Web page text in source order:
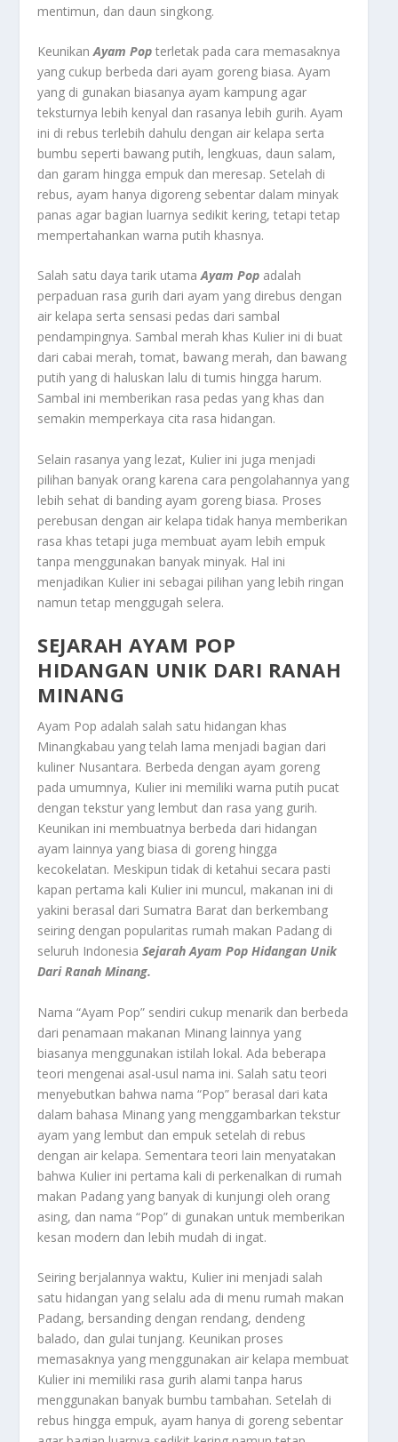
mentimun, dan daun singkong.
KeunikanAyam Pop terletak pada cara memasaknya
yang cukup berbeda dari ayam goreng biasa. Ayam
yang di gunakan biasanya ayam kampung agar
teksturnya lebih kenyal dan rasanya lebih gurih. Ayam
ini di rebus terlebih dahulu dengan air kelapa serta
bumbu seperti bawang putih, lengkuas, daun salam,
dan garam hingga empuk dan meresap. Setelah di
rebus, ayam hanya digoreng sebentar dalam minyak
panas agar bagian luarnya sedikit kering, tetapi tetap
mempertahankan warna putih khasnya.
Salah satu daya tarik utamaAyam Pop adalah
perpaduan rasa gurih dari ayam yang direbus dengan
air kelapa serta sensasi pedas dari sambal
pendampingnya. Sambal merah khas Kulier ini di buat
dari cabai merah, tomat, bawang merah, dan bawang
putih yang di haluskan lalu di tumis hingga harum.
Sambal ini memberikan rasa pedas yang khas dan
semakin memperkaya cita rasa hidangan.
Selain rasanya yang lezat, Kulier ini juga menjadi
pilihan banyak orang karena cara pengolahannya yang
lebih sehat di banding ayam goreng biasa. Proses
perebusan dengan air kelapa tidak hanya memberikan
rasa khas tetapi juga membuat ayam lebih empuk
tanpa menggunakan banyak minyak. Hal ini
menjadikan Kulier ini sebagai pilihan yang lebih ringan
namun tetap menggugah selera.
SEJARAH AYAM POP
HIDANGAN UNIK DARI RANAH
MINANG
Ayam Pop adalah salah satu hidangan khas
Minangkabau yang telah lama menjadi bagian dari
kuliner Nusantara. Berbeda dengan ayam goreng
pada umumnya, Kulier ini memiliki warna putih pucat
dengan tekstur yang lembut dan rasa yang gurih.
Keunikan ini membuatnya berbeda dari hidangan
ayam lainnya yang biasa di goreng hingga
kecokelatan. Meskipun tidak di ketahui secara pasti
kapan pertama kali Kulier ini muncul, makanan ini di
yakini berasal dari Sumatra Barat dan berkembang
seiring dengan popularitas rumah makan Padang di
seluruh Indonesia Sejarah Ayam Pop Hidangan Unik
Dari Ranah Minang.
Nama “Ayam Pop” sendiri cukup menarik dan berbeda
dari penamaan makanan Minang lainnya yang
biasanya menggunakan istilah lokal. Ada beberapa
teori mengenai asal-usul nama ini. Salah satu teori
menyebutkan bahwa nama “Pop” berasal dari kata
dalam bahasa Minang yang menggambarkan tekstur
ayam yang lembut dan empuk setelah di rebus
dengan air kelapa. Sementara teori lain menyatakan
bahwa Kulier ini pertama kali di perkenalkan di rumah
makan Padang yang banyak di kunjungi oleh orang
asing, dan nama “Pop” di gunakan untuk memberikan
kesan modern dan lebih mudah di ingat.
Seiring berjalannya waktu, Kulier ini menjadi salah
satu hidangan yang selalu ada di menu rumah makan
Padang, bersanding dengan rendang, dendeng
balado, dan gulai tunjang. Keunikan proses
memasaknya yang menggunakan air kelapa membuat
Kulier ini memiliki rasa gurih alami tanpa harus
menggunakan banyak bumbu tambahan. Setelah di
rebus hingga empuk, ayam hanya di goreng sebentar